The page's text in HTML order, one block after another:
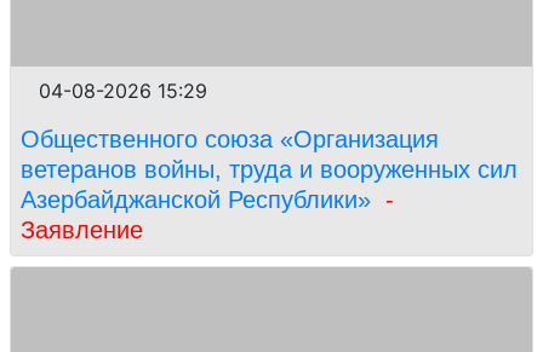
04-08-2026 15:29
Общественного союза «Организация
ветеранов войны, труда и вооруженных сил
Азербайджанской Республики» -
Заявление